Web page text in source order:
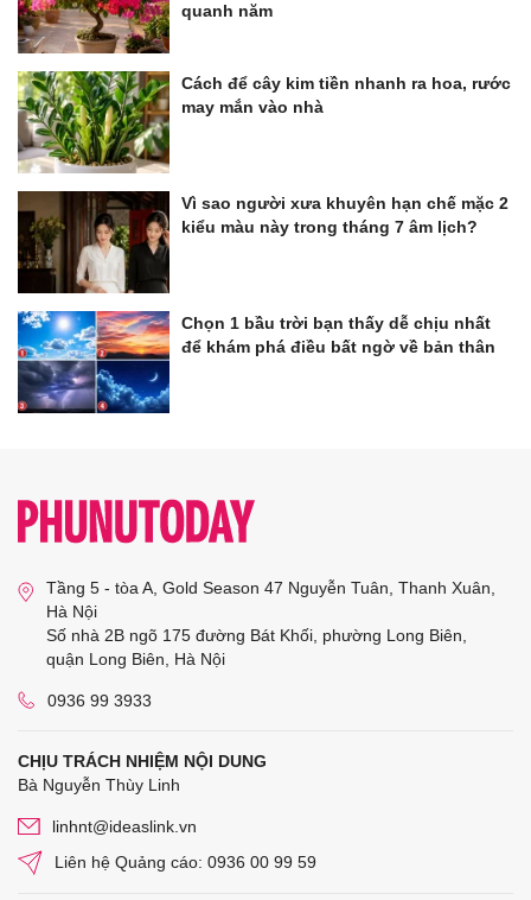
quanh năm
Cách để cây kim tiền nhanh ra hoa, rước
may mắn vào nhà
Vì sao người xưa khuyên hạn chế mặc 2
kiểu màu này trong tháng 7 âm lịch?
Chọn 1 bầu trời bạn thấy dễ chịu nhất
để khám phá điều bất ngờ về bản thân
Tầng 5 - tòa A, Gold Season 47 Nguyễn Tuân, Thanh Xuân,
Hà Nội
Số nhà 2B ngõ 175 đường Bát Khối, phường Long Biên,
quận Long Biên, Hà Nội
0936 99 3933
CHỊU TRÁCH NHIỆM NỘI DUNG
Bà Nguyễn Thùy Linh
linhnt@ideaslink.vn
Liên hệ Quảng cáo: 0936 00 99 59